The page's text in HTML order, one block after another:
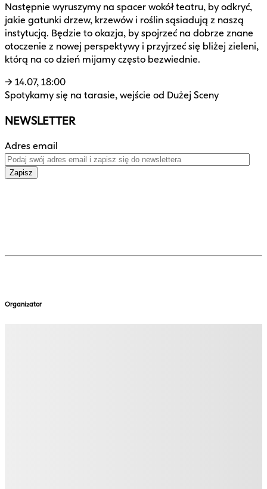
Następnie wyruszymy na spacer wokół teatru, by odkryć,
jakie gatunki drzew, krzewów i roślin sąsiadują z naszą
instytucją. Będzie to okazja, by spojrzeć na dobrze znane
otoczenie z nowej perspektywy i przyjrzeć się bliżej zieleni,
którą na co dzień mijamy często bezwiednie.
→ 14.07, 18:00
Spotykamy się na tarasie, wejście od Dużej Sceny
NEWSLETTER
Adres email
Zapisz
Organizator